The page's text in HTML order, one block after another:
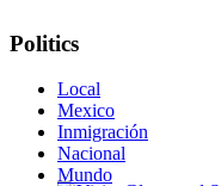
Politics
Local
Mexico
Inmigración
Nacional
Mundo